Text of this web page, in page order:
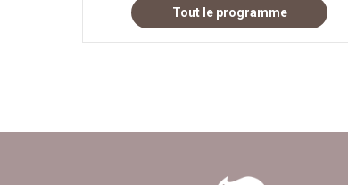
Tout le programme
Voir le site de la résidence